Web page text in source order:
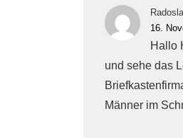
16.
Hallo
und sehe das
Männer im